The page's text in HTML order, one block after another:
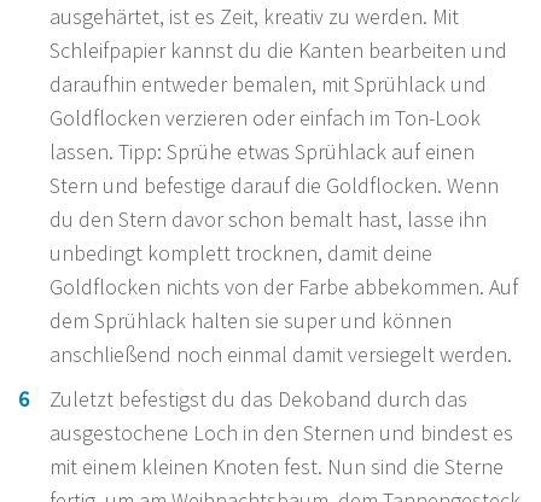
ausgehärtet, ist es Zeit, kreativ zu werden. Mit
Schleifpapier kannst du die Kanten bearbeiten und
daraufhin entweder bemalen, mit Sprühlack und
Goldflocken verzieren oder einfach im Ton-Look
lassen. Tipp: Sprühe etwas Sprühlack auf einen
Stern und befestige darauf die Goldflocken. Wenn
du den Stern davor schon bemalt hast, lasse ihn
unbedingt komplett trocknen, damit deine
Goldflocken nichts von der Farbe abbekommen. Auf
dem Sprühlack halten sie super und können
anschließend noch einmal damit versiegelt werden.
Zuletzt befestigst du das Dekoband durch das
ausgestochene Loch in den Sternen und bindest es
mit einem kleinen Knoten fest. Nun sind die Sterne